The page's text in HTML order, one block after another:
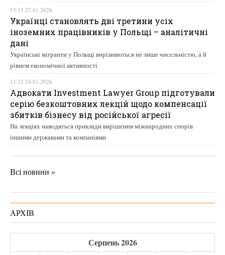
15:15 27.01.2026
Українці становлять дві третини усіх
іноземних працівників у Польщі – аналітичні
дані
Українські мігранти у Польщі вирізняються не лише чисельністю, а й
рівнем економічної активності
11:32 24.01.2026
Адвокати Investment Lawyer Group підготували
серію безкоштовних лекцій щодо компенсації
збитків бізнесу від російської агресії
На лекціях наводяться приклади вирішення міжнародних спорів
іншими державами та компаніями
Всі новини »
АРХІВ
Серпень 2026